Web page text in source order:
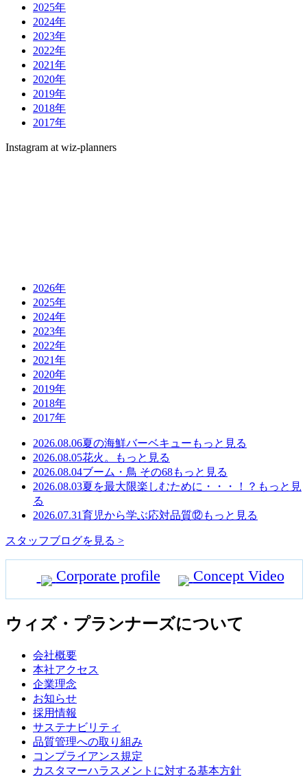
2025年
2024年
2023年
2022年
2021年
2020年
2019年
2018年
2017年
Instagram at wiz-planners
2026年
2025年
2024年
2023年
2022年
2021年
2020年
2019年
2018年
2017年
2026.08.06夏の海鮮バーベキュー もっと見る
2026.08.05花火。
もっと見る
2026.08.04ブーム・鳥 その68もっと見る
2026.08.03夏を最大限楽しむために・・・！？ もっと見
る
2026.07.31育児から学ぶ応対品質⑫もっと見る
スタッフブログを見る >
Corporate profile Concept Video
ウィズ・プランナーズについて
会社概要
本社アクセス
企業理念
お知らせ
採用情報
サステナビリティ
品質管理への取り組み
コンプライアンス規定
カスタマーハラスメントに対する基本方針